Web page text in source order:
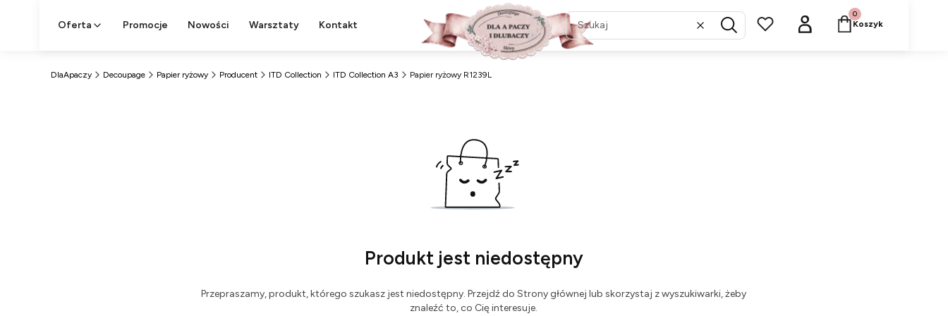
Oferta Promocje Nowości Warsztaty Kontakt WyczyśćSzukaj
Produkty w koszyku:
Koszyk
DlaApaczy Decoupage Papier ryżowy Producent ITD Collection ITD Collection A3 Papier ryżowy R1239L
Produkt jest niedostępny
Przepraszamy, produkt, którego szukasz jest niedostępny. Przejdź do Strony głównej lub skorzystaj z wyszukiwarki, żeby
znaleźć to, co Cię interesuje.